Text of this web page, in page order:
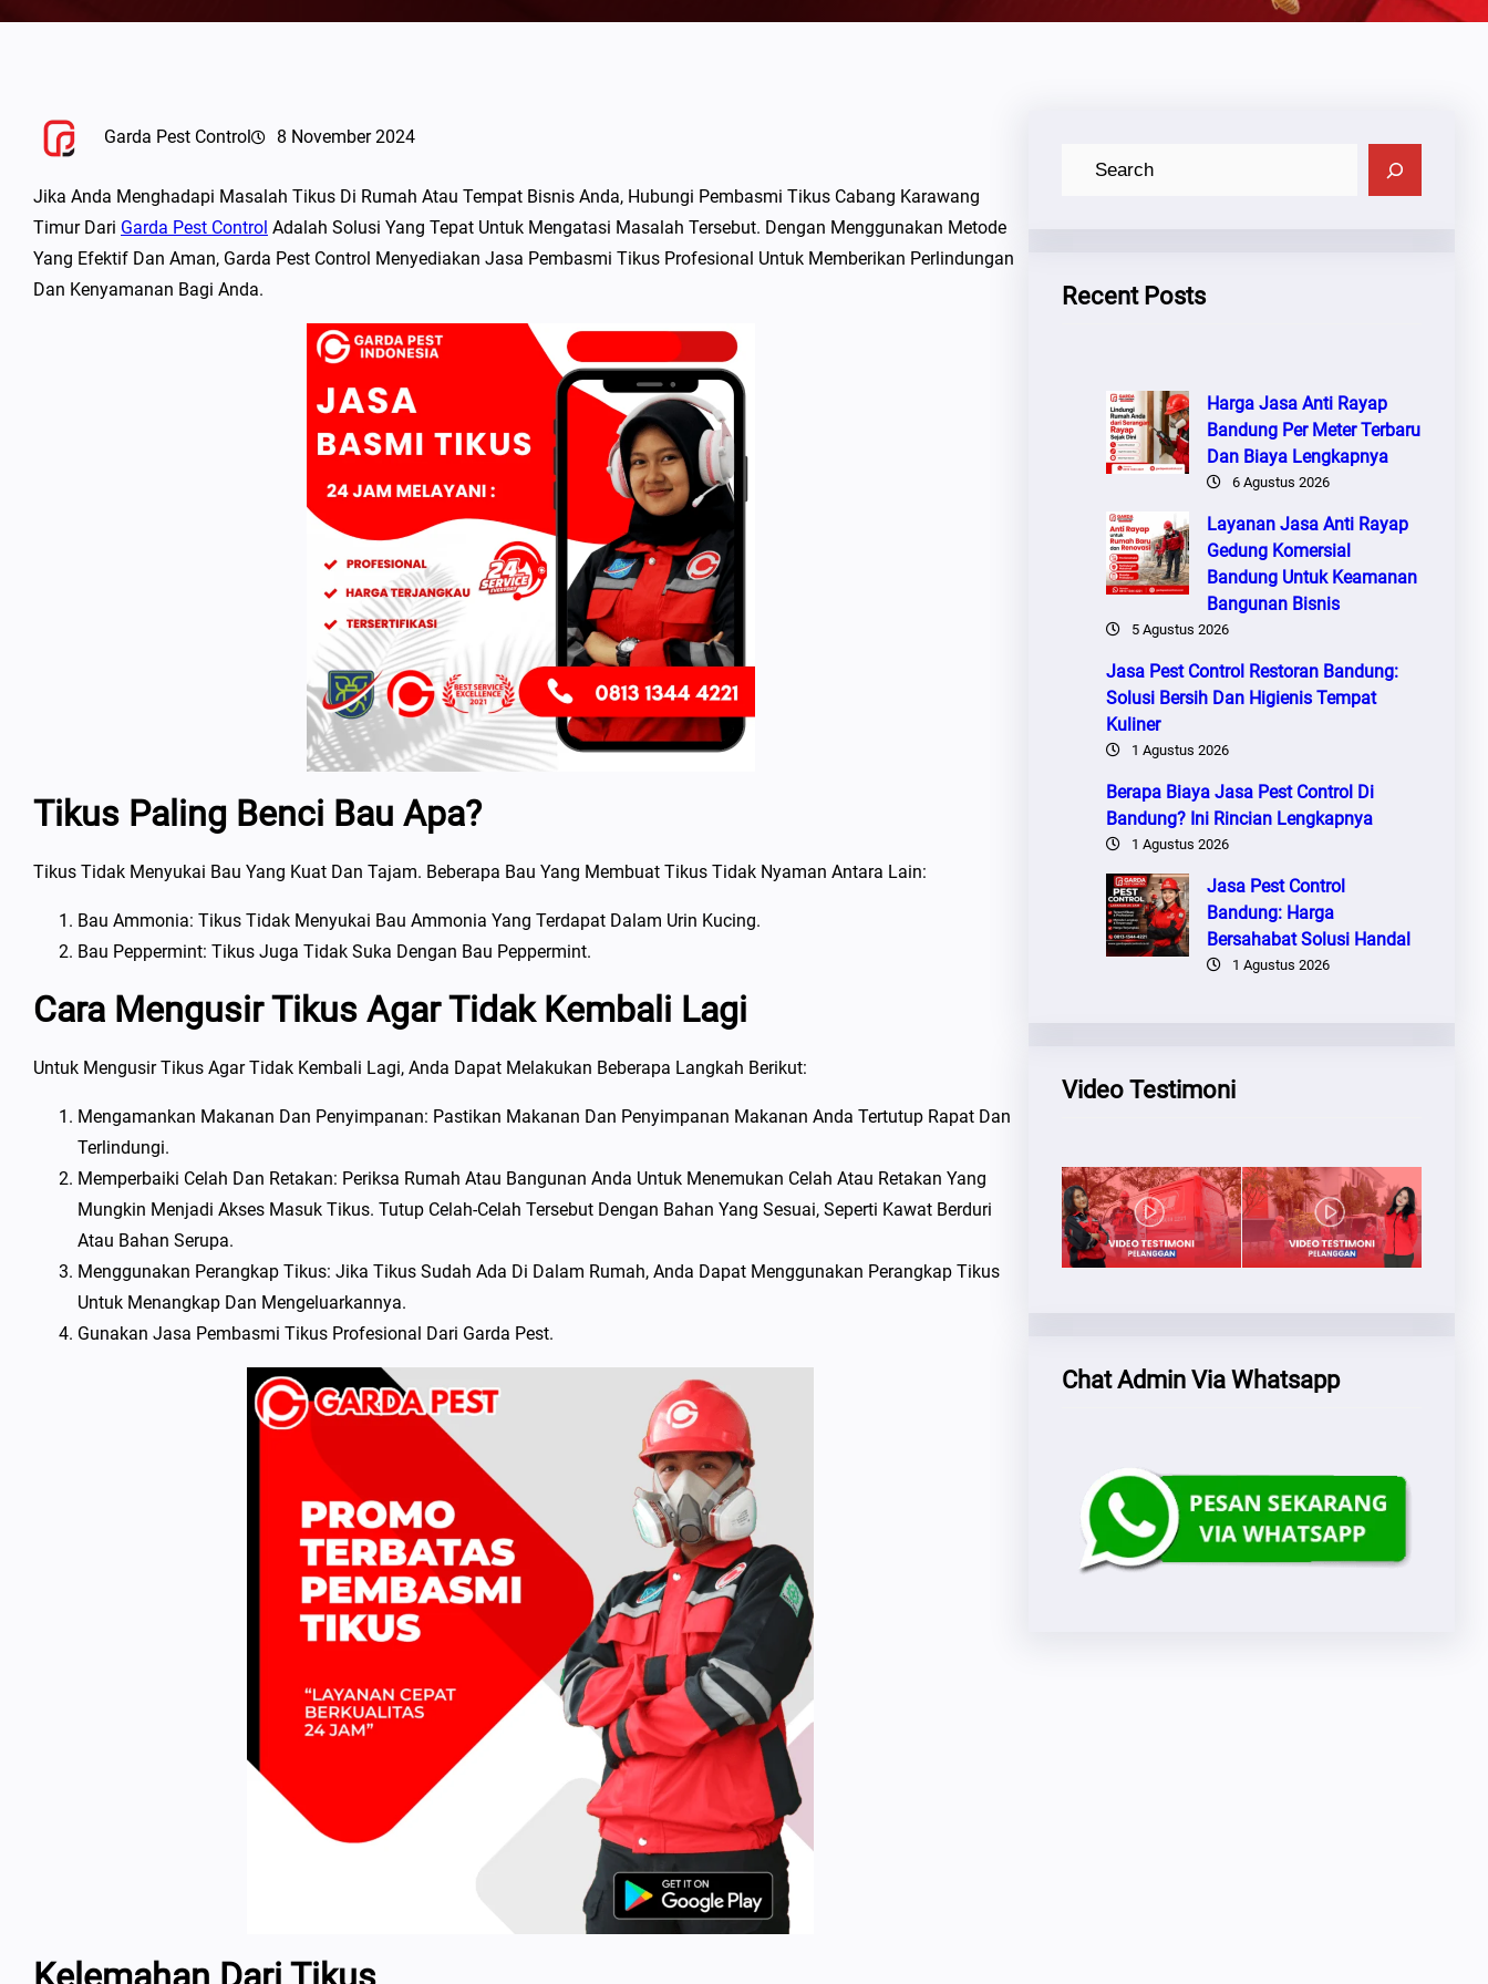
Garda Pest Control 8 November 2024
Jika Anda Menghadapi Masalah Tikus Di Rumah Atau Tempat Bisnis Anda, Hubungi Pembasmi Tikus Cabang Karawang
Timur Dari Garda Pest Control Adalah Solusi Yang Tepat Untuk Mengatasi Masalah Tersebut. Dengan Menggunakan Metode
Yang Efektif Dan Aman, Garda Pest Control Menyediakan Jasa Pembasmi Tikus Profesional Untuk Memberikan Perlindungan
Dan Kenyamanan Bagi Anda.
Tikus Paling Benci Bau Apa?
Tikus Tidak Menyukai Bau Yang Kuat Dan Tajam. Beberapa Bau Yang Membuat Tikus Tidak Nyaman Antara Lain:
Bau Ammonia: Tikus Tidak Menyukai Bau Ammonia Yang Terdapat Dalam Urin Kucing.
Bau Peppermint: Tikus Juga Tidak Suka Dengan Bau Peppermint.
Cara Mengusir Tikus Agar Tidak Kembali Lagi
Untuk Mengusir Tikus Agar Tidak Kembali Lagi, Anda Dapat Melakukan Beberapa Langkah Berikut:
Mengamankan Makanan Dan Penyimpanan: Pastikan Makanan Dan Penyimpanan Makanan Anda Tertutup Rapat Dan
Terlindungi.
Memperbaiki Celah Dan Retakan: Periksa Rumah Atau Bangunan Anda Untuk Menemukan Celah Atau Retakan Yang
Mungkin Menjadi Akses Masuk Tikus. Tutup Celah-Celah Tersebut Dengan Bahan Yang Sesuai, Seperti Kawat Berduri
Atau Bahan Serupa.
Menggunakan Perangkap Tikus: Jika Tikus Sudah Ada Di Dalam Rumah, Anda Dapat Menggunakan Perangkap Tikus
Untuk Menangkap Dan Mengeluarkannya.
Gunakan Jasa Pembasmi Tikus Profesional Dari Garda Pest.
Recent Posts
Harga Jasa Anti Rayap
Bandung Per Meter Terbaru
Dan Biaya Lengkapnya
6 Agustus 2026
Layanan Jasa Anti Rayap
Gedung Komersial
Bandung Untuk Keamanan
Bangunan Bisnis
5 Agustus 2026
Jasa Pest Control Restoran Bandung:
Solusi Bersih Dan Higienis Tempat
Kuliner
1 Agustus 2026
Berapa Biaya Jasa Pest Control Di
Bandung? Ini Rincian Lengkapnya
1 Agustus 2026
Jasa Pest Control
Bandung: Harga
Bersahabat Solusi Handal
1 Agustus 2026
Video Testimoni
Chat Admin Via Whatsapp